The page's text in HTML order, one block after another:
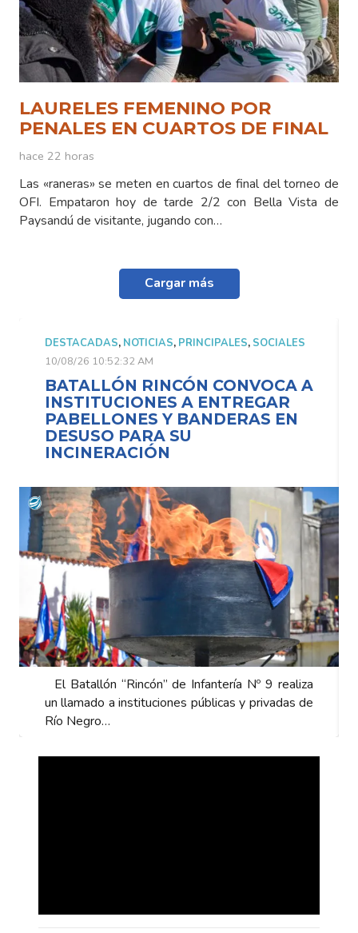
LAURELES FEMENINO POR
PENALES EN CUARTOS DE FINAL
hace 22 horas
Las «raneras» se meten en cuartos de final del torneo de
OFI. Empataron hoy de tarde 2/2 con Bella Vista de
Paysandú de visitante, jugando con…
Cargar más
DESTACADAS, NOTICIAS, PRINCIPALES, SOCIALES
10/08/26 10:52:32 AM
BATALLÓN RINCÓN CONVOCA A
INSTITUCIONES A ENTREGAR
PABELLONES Y BANDERAS EN
DESUSO PARA SU
INCINERACIÓN
El Batallón “Rincón” de Infantería Nº 9 realiza
un llamado a instituciones públicas y privadas de
Río Negro…